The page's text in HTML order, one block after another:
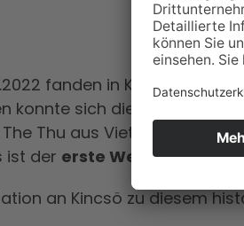
fanden in Kuala Lumpur
konnte sich die ÖBFK-
Thu aus Vietnam klar
ist der erste
an Kincsö zu diesem